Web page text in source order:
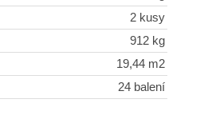
2 kusy
912 kg
19,44 m2
24 balení